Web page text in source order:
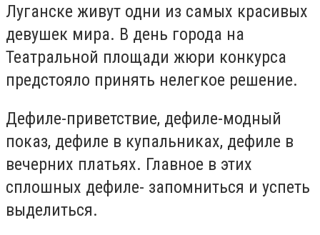
Луганске живут одни из самых красивых
девушек мира. В день города на
Театральной площади жюри конкурса
предстояло принять нелегкое решение.
Дефиле-приветствие, дефиле-модный
показ, дефиле в купальниках, дефиле в
вечерних платьях. Главное в этих
сплошных дефиле- запомниться и успеть
выделиться.